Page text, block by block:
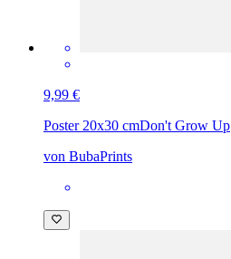
9,99 €
Poster 20x30 cmDon't Grow Up
von BubaPrints